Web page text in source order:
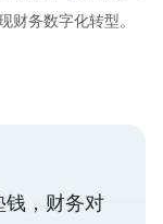
财务数字化转型。
钱，财务对